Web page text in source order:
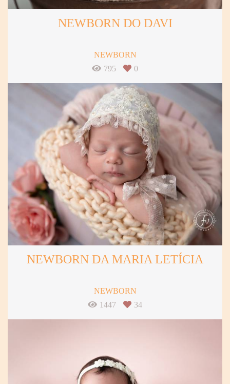
NEWBORN DO DAVI
NEWBORN
795
0
NEWBORN DA MARIA LETÍCIA
NEWBORN
1447
34